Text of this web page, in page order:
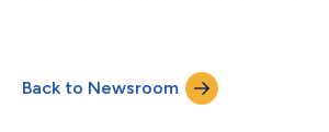
（第2、3、4号議案）に関する私どもの方針
日にリリースした趣意書（以下、「同趣意書
中で「予定」とした上で、当社との対話を
Back to Newsroom